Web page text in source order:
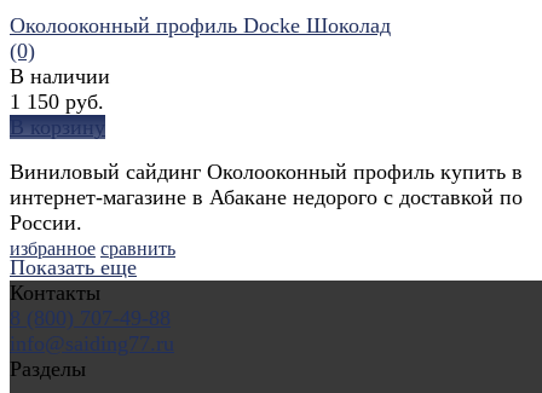
избранное сравнить
Околооконный профиль Docke Шоколад
(0)
В наличии
1 150 руб.
В корзину
Виниловый сайдинг Околооконный профиль купить в
интернет-магазине в Абакане недорого с доставкой по
России.
Показать еще
Контакты
8 (800) 707-49-88
info@saiding77.ru
Разделы